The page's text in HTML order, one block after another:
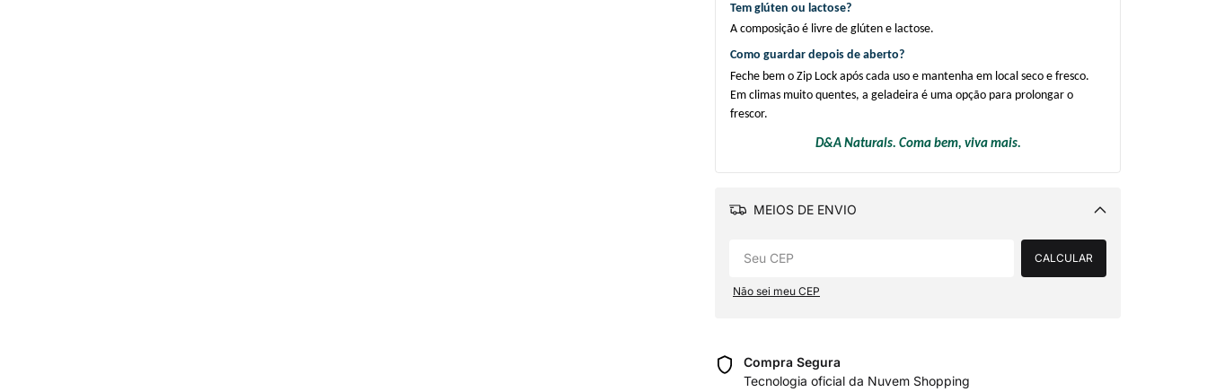
Tem glúten ou lactose?
A composição é livre de glúten e lactose.
Como guardar depois de aberto?
Feche bem o Zip Lock após cada uso e mantenha em local seco e fresco.
Em climas muito quentes, a geladeira é uma opção para prolongar o
frescor.
D&A Naturals. Coma bem, viva mais.
MEIOS DE ENVIO
Alterar CEP
CALCULAR
Não sei meu CEP
Compra Segura
Tecnologia oficial da Nuvem Shopping